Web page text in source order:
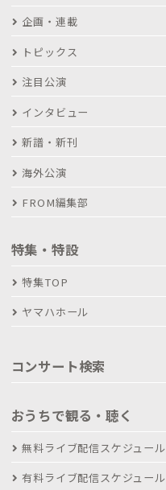
企画・連載
トピックス
注目公演
インタビュー
新譜・新刊
海外公演
FROM編集部
特集・特設
特集TOP
ヤマハホール
コンサート検索
おうちで観る・聴く
無料ライブ配信スケジュール
有料ライブ配信スケジュール